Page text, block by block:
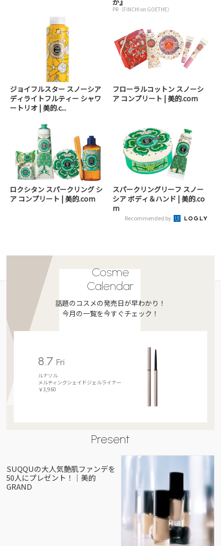
か』
PR（FINCHI on GOETHE）
ジョイフルスター スノーシア
ディライトフルティー シャワ
ートリオ | 美的.c...
フローラルコットン スノーシ
ア コンプリート | 美的.com
ロクシタン スパークリング シ
ア コンプリート | 美的.com
スパークリングリーフ スノー
シア ボディ＆ハンド | 美的.co
m
Recommended by
Cosme
Calendar
話題のコスメの発売日が早わかり！
今月の一覧を今すぐチェック！
8.7 Fri
ルナソル
メルティングシェイドジェルライナー
￥3,960
Present
SUQQUの大人気艶肌ファンデを
50人にプレゼント！｜美的
GRAND